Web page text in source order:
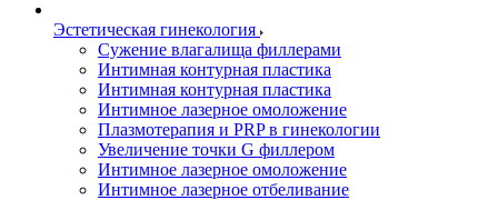
Эстетическая гинекология
Cужение влагалища филлерами
Интимная контурная пластика
Интимная контурная пластика
Интимное лазерное омоложение
Плазмотерапия и PRP в гинекологии
Увеличение точки G филлером
Интимное лазерное омоложение
Интимное лазерное отбеливание